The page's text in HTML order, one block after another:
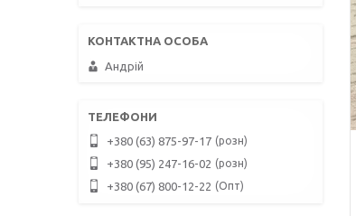
Андрій
+380 (63) 875-97-17 розн
+380 (95) 247-16-02 розн
+380 (67) 800-12-22 Опт